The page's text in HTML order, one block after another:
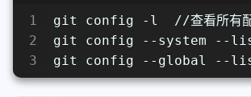
1
2
3
git config -l  //查看所有
git config --system --list
git config --global --list //